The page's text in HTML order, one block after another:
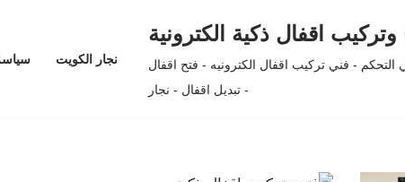
وتركيب اقفال ذكية الكترونية
- فني تركيب اقفال الكترونيه - فتح اقفال
- تبديل اقفال - نجار
نجار الكويت